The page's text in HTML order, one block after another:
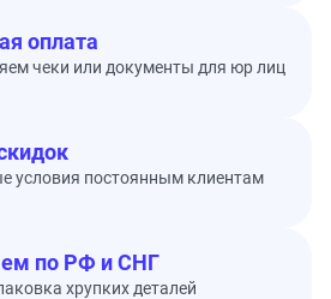
оплата
чеки или документы для юр лиц
условия постоянным клиентам
по РФ и СНГ
хрупких деталей